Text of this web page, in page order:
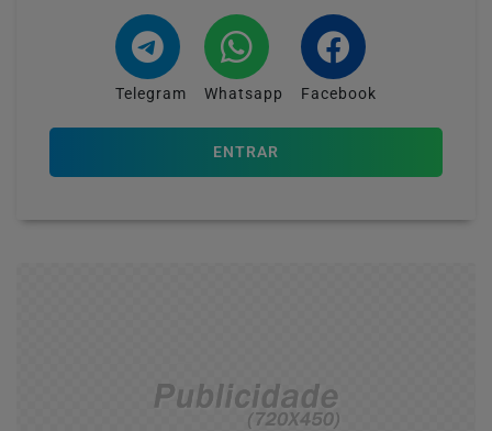
Telegram Whatsapp Facebook
ENTRAR